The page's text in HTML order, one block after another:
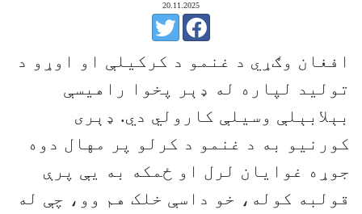
20.11.2025
افغان وګړي د غنمو د کرکیلې او اوړو د
تولید لپاره له ډېر پخوا راهیسې
بېلابېلې وسیلې کارولي دي. ډېری
کورنیو به د غنمو د کرلو پر مهال دوه
جوړه غوایان لرل او ځمکه به یې پرې
قولبه کوله، خو داسې خلک هم وو، چې له